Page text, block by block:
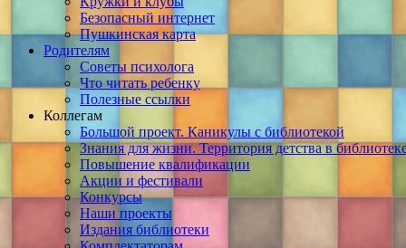
Безопасный интернет
Пушкинская карта
Родителям
Советы психолога
Что читать ребенку
Полезные ссылки
Коллегам
Большой проект. Каникулы с библиотекой
Знания для жизни. Территория детства в
Повышение квалификации
Акции и фестивали
Конкурсы
Наши проекты
Издания библиотеки